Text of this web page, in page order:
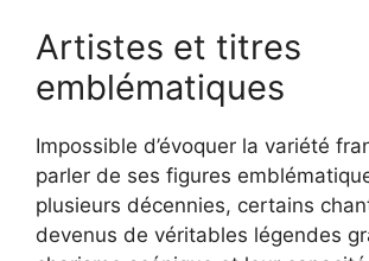
Artistes et titres
emblématiques
Impossible d’évoquer la variété
parler de ses figures
plusieurs décennies, certains
devenus de véritables légendes